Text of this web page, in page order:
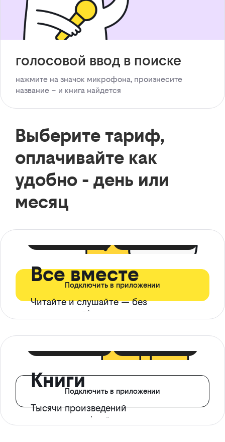
голосовой ввод в поиске
нажмите на значок микрофона, произнесите
название – и книга найдется
Выберите тариф,
оплачивайте как
удобно - день или
месяц
Все вместе
Читайте и слушайте — без
ограничений*
Подключить в приложении
Книги
Тысячи произведений
с доступом офлайн
Подключить в приложении